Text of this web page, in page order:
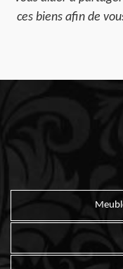
ces biens afin de